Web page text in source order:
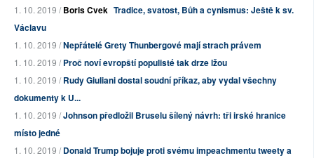
1. 10. 2019 /Boris Cvek Tradice, svatost, Bůh a cynismus: Ještě k sv.
Václavu
1. 10. 2019 /Nepřátelé Grety Thunbergové mají strach právem
1. 10. 2019 /Proč noví evropští populisté tak drze lžou
1. 10. 2019 /Rudy Giuliani dostal soudní příkaz, aby vydal všechny
dokumenty k U...
1. 10. 2019 /Johnson předložil Bruselu šílený návrh: tři irské hranice
místo jedné
1. 10. 2019 /Donald Trump bojuje proti svému impeachmentu tweety a